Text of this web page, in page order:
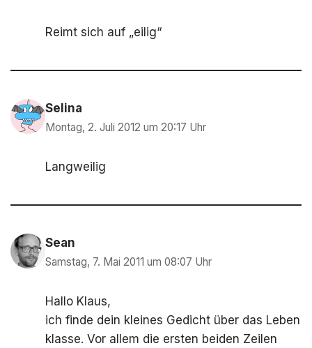
Reimt sich auf „eilig“
Selina
Montag, 2. Juli 2012 um 20:17 Uhr
Langweilig
Sean
Samstag, 7. Mai 2011 um 08:07 Uhr
Hallo Klaus,
ich finde dein kleines Gedicht über das Leben
klasse. Vor allem die ersten beiden Zeilen